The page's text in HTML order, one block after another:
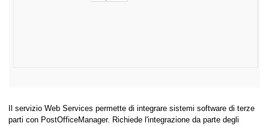
Il servizio Web Services permette di integrare sistemi software di terze
parti con PostOfficeManager. Richiede l'integrazione da parte degli